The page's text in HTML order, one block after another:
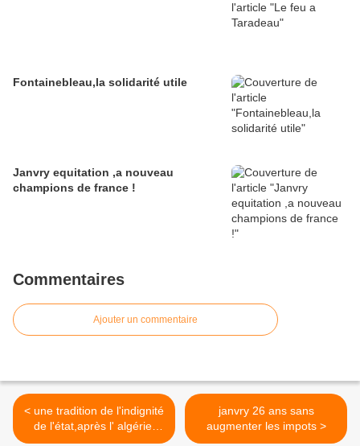
Fontainebleau,la solidarité utile
Janvry equitation ,a nouveau
champions de france !
Commentaires
Ajouter un commentaire
< une tradition de l'indignité
de l'état,après l' algérie,
l'afghanistan ?
janvry 26 ans sans
augmenter les impots >